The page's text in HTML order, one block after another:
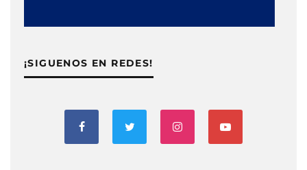
¡SIGUENOS EN REDES!